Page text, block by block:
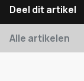
Deel dit artikel
Alle artikelen